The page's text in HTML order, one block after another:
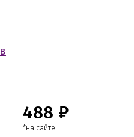
488 ₽
*на сайте